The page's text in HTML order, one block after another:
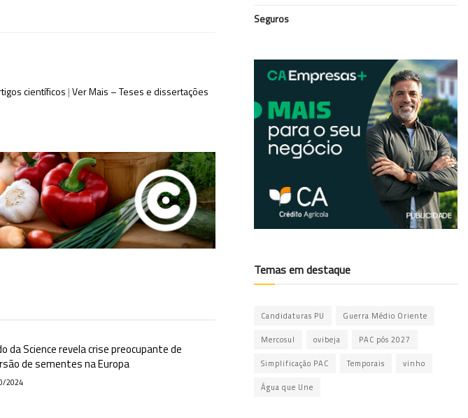
científicos |Ver Mais – Teses e dissertações
da Science revela crise preocupante de
de sementes na Europa
2024
Seguros
Temas em destaque
Candidaturas PU Guerra Médio Oriente
Mercosul ovibeja PAC pós 2027
Simplificação PAC Temporais vinho
Água que Une